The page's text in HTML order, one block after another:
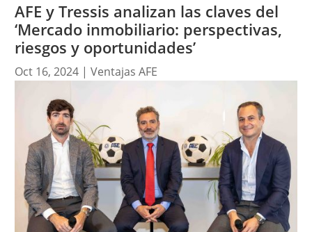
AFE y Tressis analizan las claves del
‘Mercado inmobiliario: perspectivas,
riesgos y oportunidades’
Oct 16, 2024| Ventajas AFE